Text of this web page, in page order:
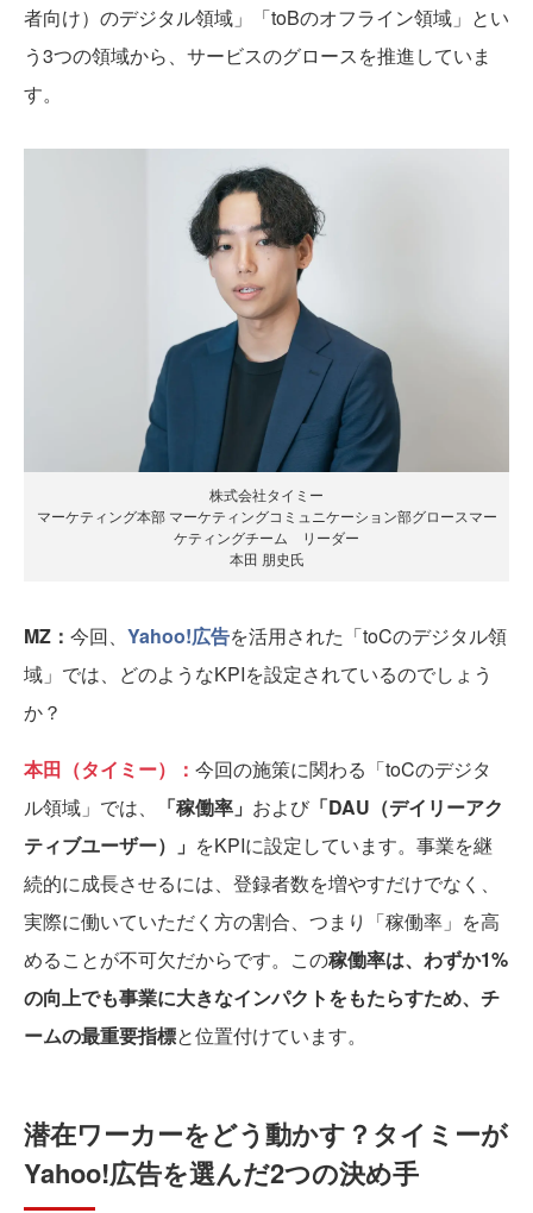
者向け）のデジタル領域」「toBのオフライン領域」とい
う3つの領域から、サービスのグロースを推進していま
す。
株式会社タイミー
マーケティング本部 マーケティングコミュニケーション部グロースマー
ケティングチーム リーダー
本田 朋史氏
MZ： 今回、 Yahoo!広告を活用された「toCのデジタル領
域」では、どのようなKPIを設定されているのでしょう
か？
本田（タイミー）： 今回の施策に関わる「toCのデジタ
ル領域」では、
「稼働率」 および 「DAU（デイリーアク
ティブユーザー）」 をKPIに設定しています。事業を継
続的に成長させるには、登録者数を増やすだけでなく、
実際に働いていただく方の割合、つまり「稼働率」を高
めることが不可欠だからです。この稼働率は、わずか1%
の向上でも事業に大きなインパクトをもたらすため、チ
ームの最重要指標と位置付けています。
潜在ワーカーをどう動かす？タイミーが
Yahoo!広告を選んだ2つの決め手